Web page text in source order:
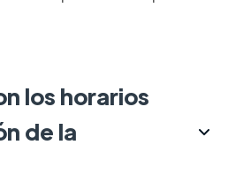
los horarios
de la